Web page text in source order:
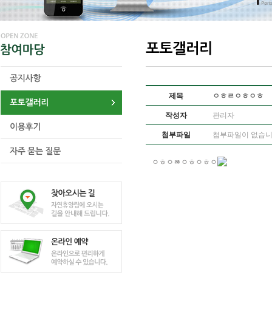
제목 ㅇㅎㄹㅇㅎㅇㅎ
작성자 관리자
첨부파일 첨부파일이 없습
ㅇㅎㅇㅀㅇㅎㅇㅎㅇ